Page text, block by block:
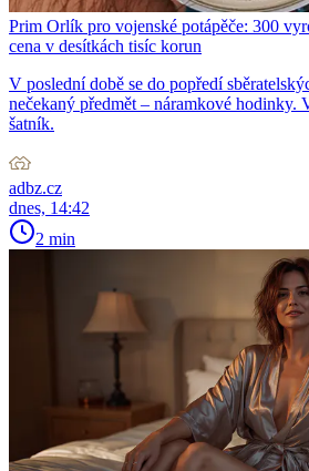
Prim Orlík pro vojenské potápěče: 300
cena v desítkách tisíc korun
V poslední době se do popředí
nečekaný předmět – náramkové hodinky.
šatník.
adbz.cz
dnes, 14:42
2 min